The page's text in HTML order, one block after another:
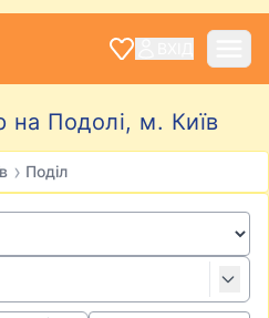
на Подолі, м. Київ
› Поділ